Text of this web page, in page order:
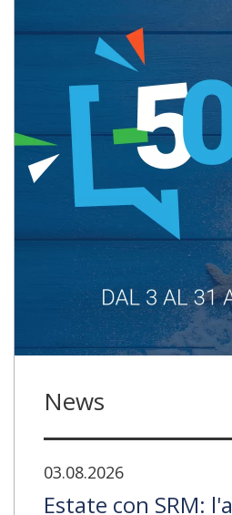
News
03.08.2026
Estate con SRM: